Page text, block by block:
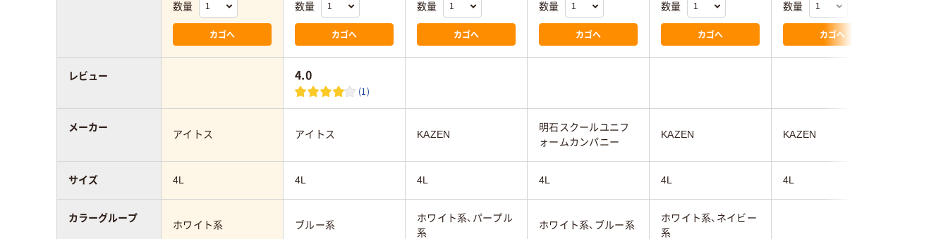
数量
カゴへ
数量
カゴへ
数量
カゴへ
数量
カゴへ
数量
カゴへ
数量
カゴへ
4.0
(1)
アイトス アイトス KAZEN
明石スクールユニフ
ォームカンパニー
KAZEN KAZEN
4L 4L 4L 4L 4L 4L
ホワイト系 ブルー系
ホワイト系、パープル
系
ホワイト系、ブルー系
ホワイト系、ネイビー
系
レビュー
メーカー
サイズ
カラーグループ